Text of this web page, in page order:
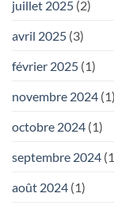
juillet 2025 (2)
avril 2025 (3)
février 2025 (1)
novembre 2024 (1)
octobre 2024 (1)
septembre 2024
août 2024 (1)